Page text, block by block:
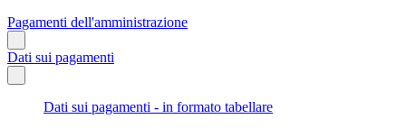
Pagamenti dell'amministrazione
Dati sui pagamenti
Dati sui pagamenti - in formato tabellare